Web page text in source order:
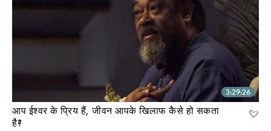
3:29:26
आप ईश्वर के प्रिय हैं, जीवन आपके खिलाफ कैसे हो सकता
है?